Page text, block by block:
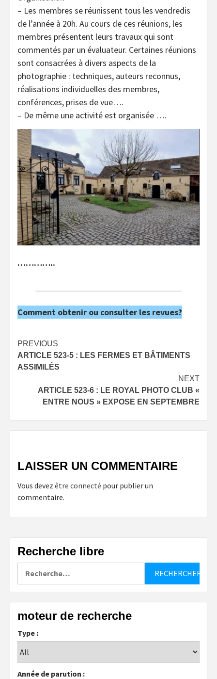
– Les membres se réunissent tous les vendredis
de l’année à 20h. Au cours de ces réunions, les
membres présentent leurs travaux qui sont
commentés par un évaluateur. Certaines réunions
sont consacrées à divers aspects de la
photographie : techniques, auteurs reconnus,
réalisations individuelles des membres,
conférences, prises de vue….
– De même une activité est organisée ….
…………..
Comment obtenir ou consulter les revues?
Post
navigation
PREVIOUS
ARTICLE 523-5 : LES FERMES ET BÂTIMENTS
ASSIMILÉS
NEXT
ARTICLE 523-6 : LE ROYAL PHOTO CLUB «
ENTRE NOUS » EXPOSE EN SEPTEMBRE
LAISSER UN COMMENTAIRE
Vous devez être connecté pour publier un
commentaire.
Recherche libre
moteur de recherche
Type :
Année de parution :